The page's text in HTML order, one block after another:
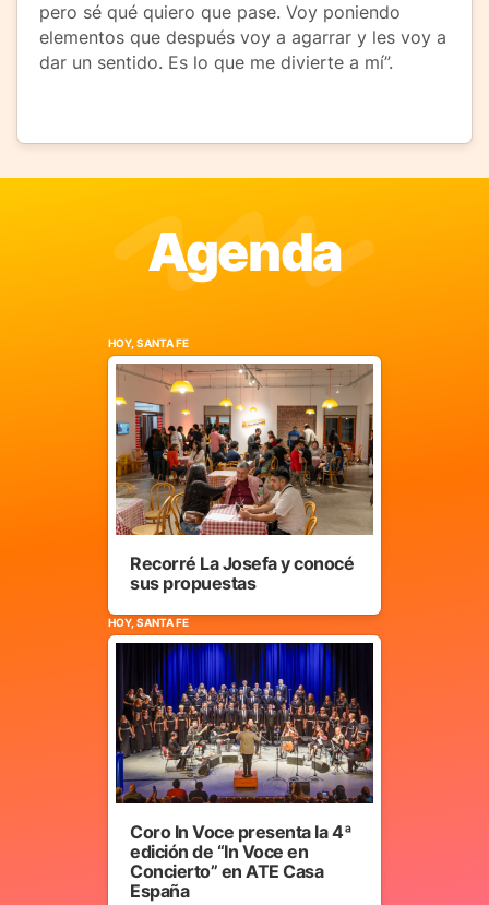
pero sé qué quiero que pase. Voy poniendo
elementos que después voy a agarrar y les voy a
dar un sentido. Es lo que me divierte a mí”.
Agenda
HOY, SANTA FE
Recorré La Josefa y conocé
sus propuestas
HOY, SANTA FE
Coro In Voce presenta la 4ª
edición de “In Voce en
Concierto” en ATE Casa
España